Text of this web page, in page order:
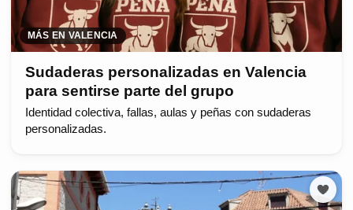
MÁS EN VALENCIA
Sudaderas personalizadas en Valencia
para sentirse parte del grupo
Identidad colectiva, fallas, aulas y peñas con sudaderas
personalizadas.